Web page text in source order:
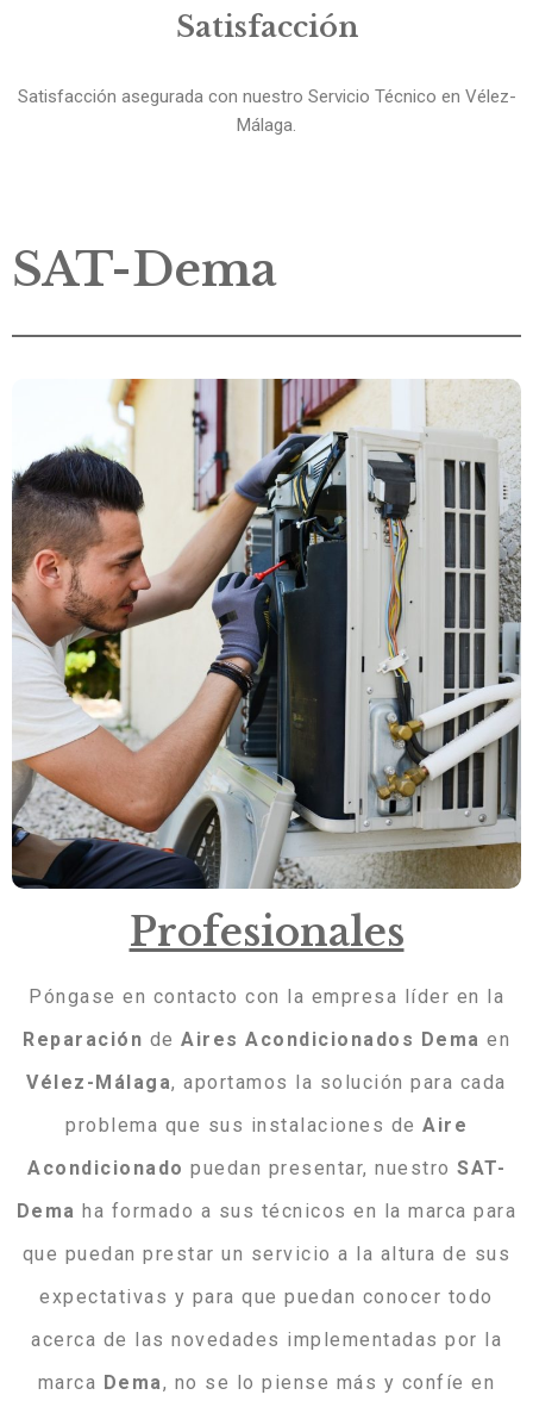
Satisfacción
Satisfacción asegurada con nuestro Servicio Técnico en Vélez-
Málaga.
SAT-Dema
Profesionales
Póngase en contacto con la empresa líder en la
Reparación de Aires Acondicionados Dema en
Vélez-Málaga, aportamos la solución para cada
problema que sus instalaciones de Aire
Acondicionado puedan presentar, nuestro SAT-
Dema ha formado a sus técnicos en la marca para
que puedan prestar un servicio a la altura de sus
expectativas y para que puedan conocer todo
acerca de las novedades implementadas por la
marca Dema, no se lo piense más y confíe en